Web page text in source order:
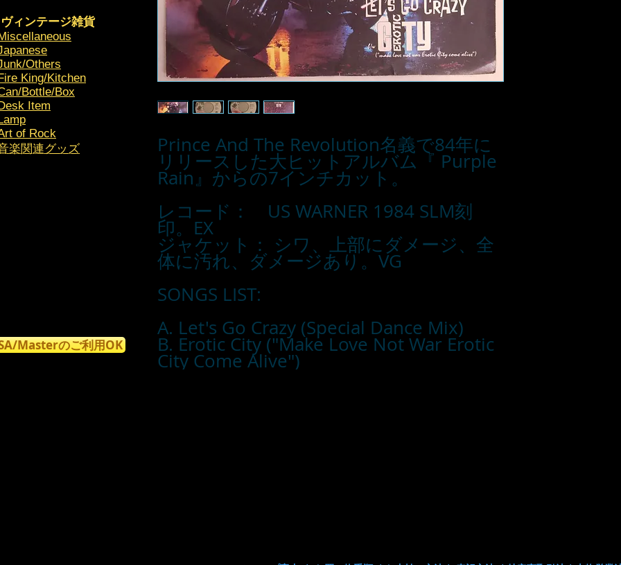
Prince And The Revolution名義で84年に
リリースした大ヒットアルバム『 Purple
Rain』からの7インチカット。
レコード： US WARNER 1984 SLM刻
印。EX
ジャケット： シワ、上部にダメージ、全
体に汚れ、ダメージあり。VG
SONGS LIST:
A. Let's Go Crazy (Special Dance Mix)
B. Erotic City ("Make Love Not War Erotic
City Come Alive")
Masterのご利用OK
ヴィンテージ雑貨
Others
King/Kitchen
Bottle/Box
Item
of Rock
楽関連グッズ